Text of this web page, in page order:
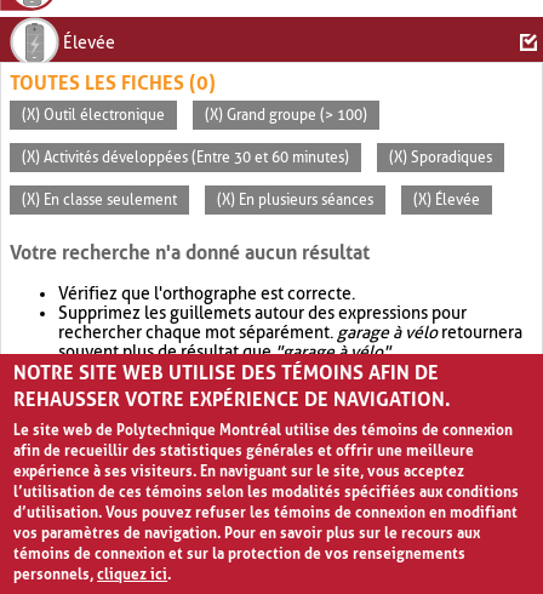
Élevée
TOUTES LES FICHES (0)
(X) Outil électronique (X) Grand groupe (> 100)
(X) Activités développées (Entre 30 et 60 minutes) (X) Sporadiques
(X) En classe seulement (X) En plusieurs séances (X) Élevée
Votre recherche n'a donné aucun résultat
Vérifiez que l'orthographe est correcte.
Supprimez les guillemets autour des expressions pour
rechercher chaque mot séparément. garage à véloretournera
souvent plus de résultat que"garage à vélo".
Envisagez d'élargir votre recherche avec OR.garage OR vélo
retournera souvent plus de résultat quegarage à vélo
NOTRE SITE WEB UTILISE DES TÉMOINS AFIN DE
REHAUSSER VOTRE EXPÉRIENCE DE NAVIGATION.
Le site web de Polytechnique Montréal utilise des témoins de connexion
afin de recueillir des statistiques générales et offrir une meilleure
expérience à ses visiteurs. En naviguant sur le site, vous acceptez
l’utilisation de ces témoins selon les modalités spécifiées aux conditions
d’utilisation. Vous pouvez refuser les témoins de connexion en modifiant
vos paramètres de navigation. Pour en savoir plus sur le recours aux
témoins de connexion et sur la protection de vos renseignements
personnels,cliquez ici.